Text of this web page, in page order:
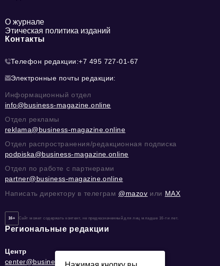
О журнале
Этическая политика изданий
Контакты
Телефон редакции:+7 495 727-01-67
Электронные почты редакции:
Информационный отдел
info@business-magazine.online
Отдел рекламы
reklama@business-magazine.online
Отдел распространения/редакционная подписка
podpiska@business-magazine.online
Отдел по работе с партнерами
partner@business-magazine.online
Написать директору в телеграм @mazov или MAX
16+ Сайт может содержать контент, не предназначенный для лиц младше 16-ти лет.
Региональные редакции
Центр
center@business-magazine.online